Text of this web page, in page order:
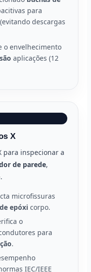
para
descargas
o envelhecimento
aplicações (12
X
para inspecionar a
de parede,
microfissuras
epóxi corpo.
o
para
.
IEC/IEEE